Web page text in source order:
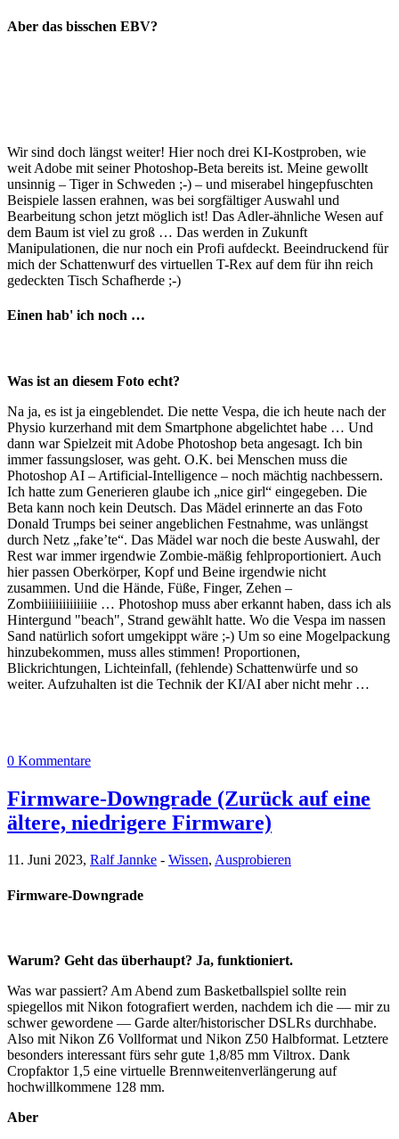
Aber das bisschen EBV?
Wir sind doch längst weiter! Hier noch drei KI-Kostproben, wie
weit Adobe mit seiner Photoshop-Beta bereits ist. Meine gewollt
unsinnig – Tiger in Schweden ;-) – und miserabel hingepfuschten
Beispiele lassen erahnen, was bei sorgfältiger Auswahl und
Bearbeitung schon jetzt möglich ist! Das Adler-ähnliche Wesen auf
dem Baum ist viel zu groß … Das werden in Zukunft
Manipulationen, die nur noch ein Profi aufdeckt. Beeindruckend für
mich der Schattenwurf des virtuellen T-Rex auf dem für ihn reich
gedeckten Tisch Schafherde ;-)
Einen hab' ich noch …
Was ist an diesem Foto echt?
Na ja, es ist ja eingeblendet. Die nette Vespa, die ich heute nach der
Physio kurzerhand mit dem Smartphone abgelichtet habe … Und
dann war Spielzeit mit Adobe Photoshop beta angesagt. Ich bin
immer fassungsloser, was geht. O.K. bei Menschen muss die
Photoshop AI – Artificial-Intelligence – noch mächtig nachbessern.
Ich hatte zum Generieren glaube ich „nice girl“ eingegeben. Die
Beta kann noch kein Deutsch. Das Mädel erinnerte an das Foto
Donald Trumps bei seiner angeblichen Festnahme, was unlängst
durch Netz „fake’te“. Das Mädel war noch die beste Auswahl, der
Rest war immer irgendwie Zombie-mäßig fehlproportioniert. Auch
hier passen Oberkörper, Kopf und Beine irgendwie nicht
zusammen. Und die Hände, Füße, Finger, Zehen –
Zombiiiiiiiiiiiiiie … Photoshop muss aber erkannt haben, dass ich als
Hintergund "beach", Strand gewählt hatte. Wo die Vespa im nassen
Sand natürlich sofort umgekippt wäre ;-) Um so eine Mogelpackung
hinzubekommen, muss alles stimmen! Proportionen,
Blickrichtungen, Lichteinfall, (fehlende) Schattenwürfe und so
weiter. Aufzuhalten ist die Technik der KI/AI aber nicht mehr …
0 Kommentare
Firmware-Downgrade (Zurück auf eine
ältere, niedrigere Firmware)
11. Juni 2023, Ralf Jannke - Wissen, Ausprobieren
Firmware-Downgrade
Warum? Geht das überhaupt? Ja, funktioniert.
Was war passiert? Am Abend zum Basketballspiel sollte rein
spiegellos mit Nikon fotografiert werden, nachdem ich die — mir zu
schwer gewordene — Garde alter/historischer DSLRs durchhabe.
Also mit Nikon Z6 Vollformat und Nikon Z50 Halbformat. Letztere
besonders interessant fürs sehr gute 1,8/85 mm Viltrox. Dank
Cropfaktor 1,5 eine virtuelle Brennweitenverlängerung auf
hochwillkommene 128 mm.
Aber